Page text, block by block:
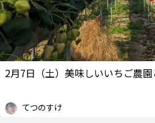
2月7日（土）美味しいいちご農
てつのすけ